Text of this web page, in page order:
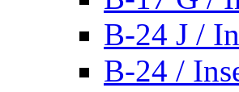
B-24 J /
B-24 /